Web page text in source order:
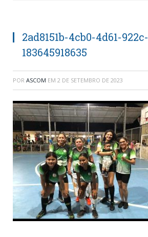
2ad8151b-4cb0-4d61-922c-
183645918635
POR ASCOM EM 2 DE SETEMBRO DE 2023